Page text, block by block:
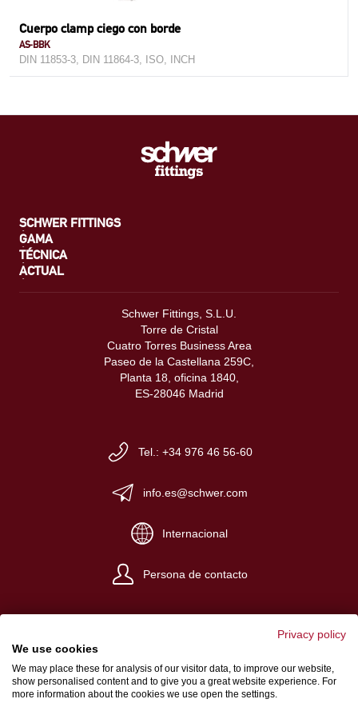
Cuerpo clamp ciego con borde
AS-BBK
DIN 11853-3, DIN 11864-3, ISO, INCH
SCHWER FITTINGS
GAMA
TÉCNICA
ACTUAL
Schwer Fittings, S.L.U.
Torre de Cristal
Cuatro Torres Business Area
Paseo de la Castellana 259C,
Planta 18, oficina 1840,
ES-28046 Madrid
Tel.: +34 976 46 56-60
info.es@schwer.com
Internacional
Persona de contacto
Impreso
Privacy policy
We use cookies
We may place these for analysis of our visitor data, to improve our website,
show personalised content and to give you a great website experience. For
more information about the cookies we use open the settings.